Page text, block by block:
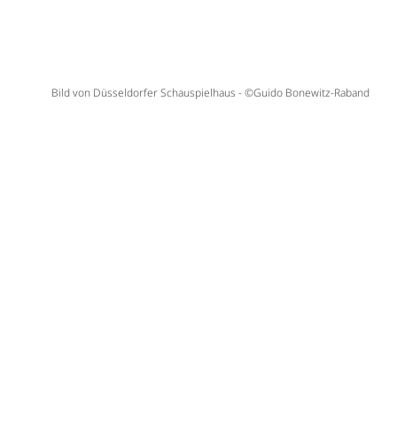
Bild von Düsseldorfer Schauspielhaus - ©Guido Bonewitz-Raband